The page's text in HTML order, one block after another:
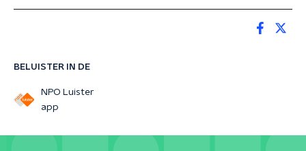
BELUISTER IN DE
NPO Luister
app